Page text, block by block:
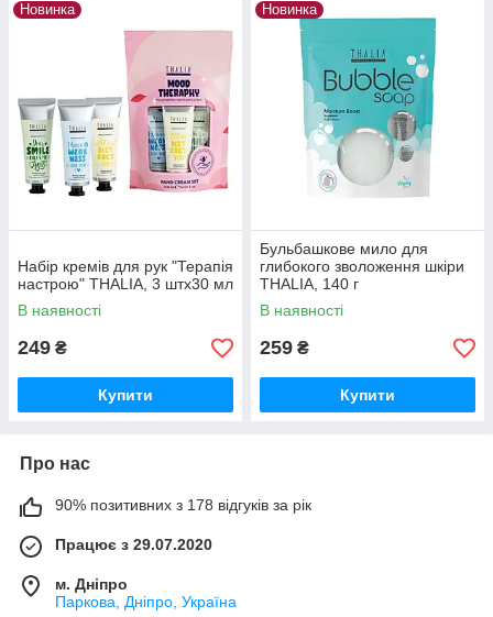
Новинка
Набір кремів для рук "Терапія
настрою" THALIA, 3 штх30 мл
В наявності
249 ₴
Купити
Новинка
Бульбашкове мило для
глибокого зволоження шкіри
THALIA, 140 г
В наявності
259 ₴
Купити
Про нас
90% позитивних з 178 відгуків за рік
Працює з 29.07.2020
м. Дніпро
Паркова, Дніпро, Україна